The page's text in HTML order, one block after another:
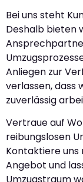
Bei uns steht
Deshalb bieten
Anliegen zur
verlassen, dass
zuverlässig
Vertraue auf
reibungslosen
Kontaktiere uns
Angebot und